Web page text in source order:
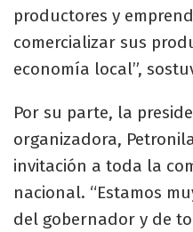
productores y
comercializar sus
economía local”,
Por su parte, la
organizadora,
invitación a toda la
nacional. “Estamos
del gobernador y de